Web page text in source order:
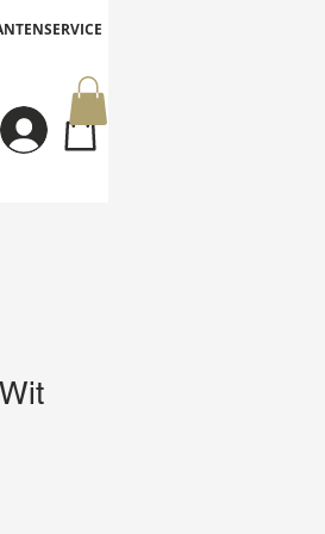
Inloggen